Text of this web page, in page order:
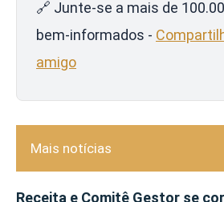
🔗 Junte-se a mais de
bem-informados -
amigo
Mais notícias
Receita e Comitê Gestor se